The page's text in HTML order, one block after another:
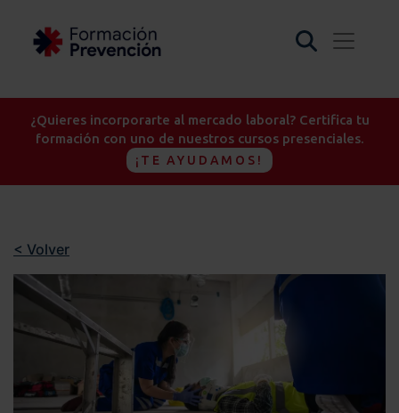
¿Quieres incorporarte al mercado laboral? Certifica tu
formación con uno de nuestros cursos presenciales.
¡TE AYUDAMOS!
< Volver